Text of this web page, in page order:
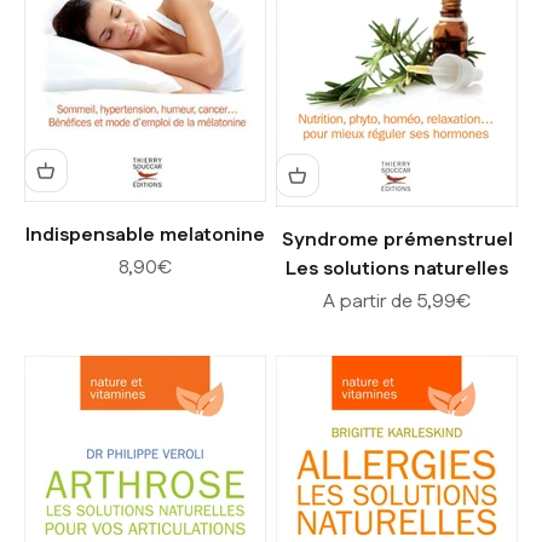
Indispensable melatonine
Prix de vente
8,90€
Syndrome prémenstruel
Les solutions naturelles
Prix de vente
A partir de 5,99€